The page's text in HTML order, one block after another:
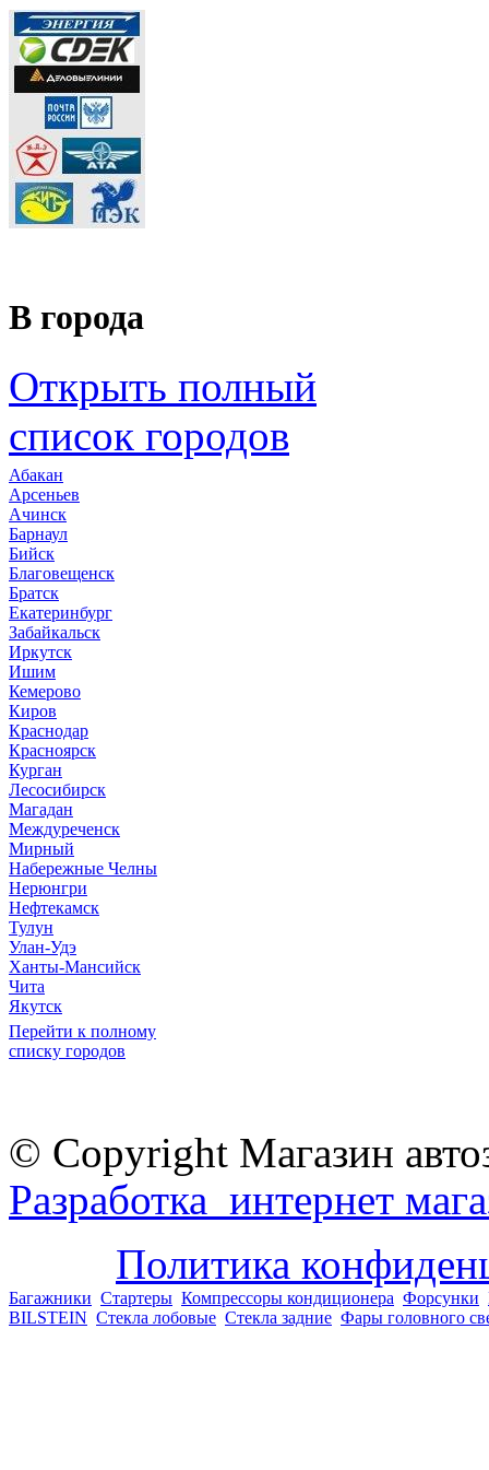
В города
Открыть полный
список городов
Абакан
Арсеньев
Ачинск
Барнаул
Бийск
Благовещенск
Братск
Екатеринбург
Забайкальск
Иркутск
Ишим
Кемерово
Киров
Краснодар
Красноярск
Курган
Лесосибирск
Магадан
Междуреченск
Мирный
Набережные Челны
Нерюнгри
Нефтекамск
Тулун
Улан-Удэ
Ханты-Мансийск
Чита
Якутск
Перейти к полному
списку городов
© Copyright Магазин
Разработка интернет
Политика
Багажники Стартеры Компрессоры кондиционера Форсунки
BILSTEIN Стекла лобовые Стекла задние Фары головного